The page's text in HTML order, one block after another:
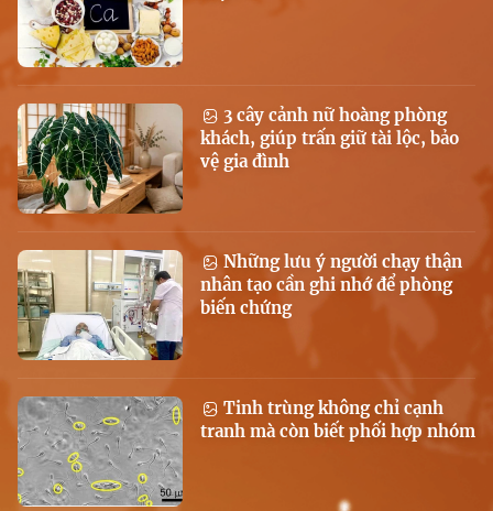
3 cây cảnh nữ hoàng phòng
khách, giúp trấn giữ tài lộc, bảo
vệ gia đình
Những lưu ý người chạy thận
nhân tạo cần ghi nhớ để phòng
biến chứng
Tinh trùng không chỉ cạnh
tranh mà còn biết phối hợp nhóm